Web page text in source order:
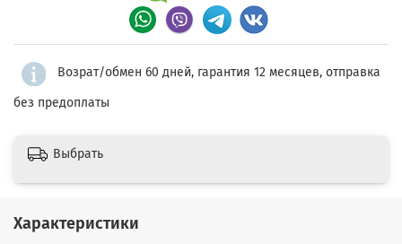
Возрат/обмен 60 дней, гарантия 12 месяцев, отправка
без предоплаты
Выбрать
Характеристики